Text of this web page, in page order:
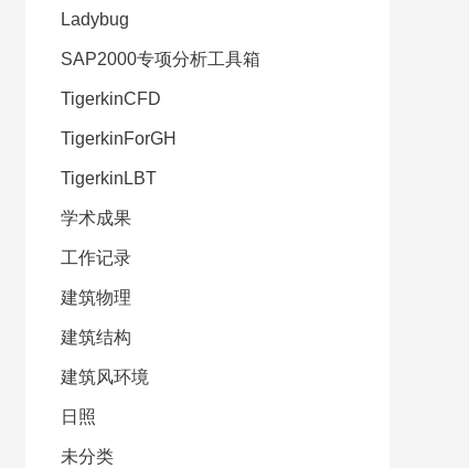
Ladybug
SAP2000专项分析工具箱
TigerkinCFD
TigerkinForGH
TigerkinLBT
学术成果
工作记录
建筑物理
建筑结构
建筑风环境
日照
未分类